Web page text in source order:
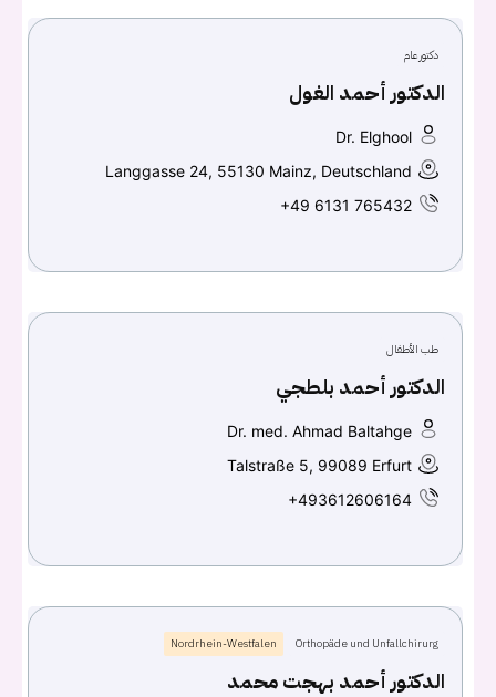
تسجيل الدخول
كلمه السر هل نسيت كلمة السر؟
Don't have an account? سجل
دكتور عام
الدكتور أحمد الغول
Dr. Elghool
Langgasse 24, 55130 Mainz, Deutschland
+49 6131 765432
طب الأطفال
الدكتور أحمد بلطجي
Dr. med. Ahmad Baltahge
Talstraße 5, 99089 Erfurt
+493612606164
Orthopäde und Unfallchirurg
Nordrhein-Westfalen
الدكتور أحمد بهجت محمد